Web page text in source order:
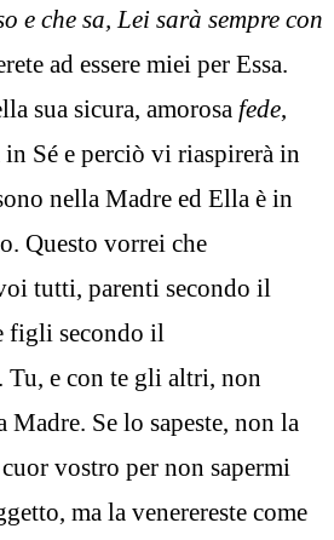
e che sa, Lei sarà sempre con
ad essere miei per Essa.
sua sicura, amorosa fede,
Sé e perciò vi riaspirerà in
nella Madre ed Ella è in
Questo vorrei che
tutti, parenti secondo il
figli secondo il
Tu, e con te gli altri, non
Madre. Se lo sapeste, non la
vostro per non sapermi
ma la venerereste come